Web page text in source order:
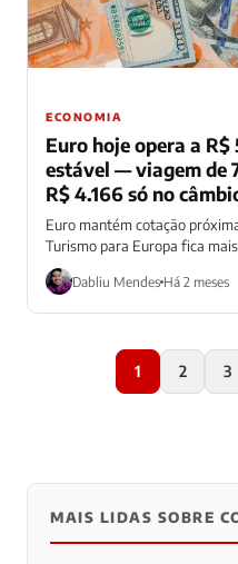
ECONOMIA
Euro hoje opera a
estável — viagem de
R$ 4.166 só no
Euro mantém cotação
Turismo para Europa fica
patamar elevado.
Dabliu Mendes Há 2 meses
1 2 3
MAIS LIDAS SOBRE